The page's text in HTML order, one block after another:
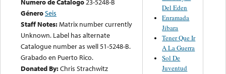
Numero de Catalogo23-5248-B
GéneroSeis
Staff Notes:Matrix number currently
Unknown. Label has alternate
Catalogue number as well 51-5248-B.
Grabado en Puerto Rico.
Donated By:Chris Strachwitz
Del Eden
Enramada
Jibara
Tener Que Ir
A La Guerra
Sol De
Juventud